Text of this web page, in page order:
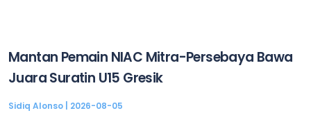
Mantan Pemain NIAC Mitra-Persebaya Bawa
Juara Suratin U15 Gresik
Sidiq Alonso 2026-08-05